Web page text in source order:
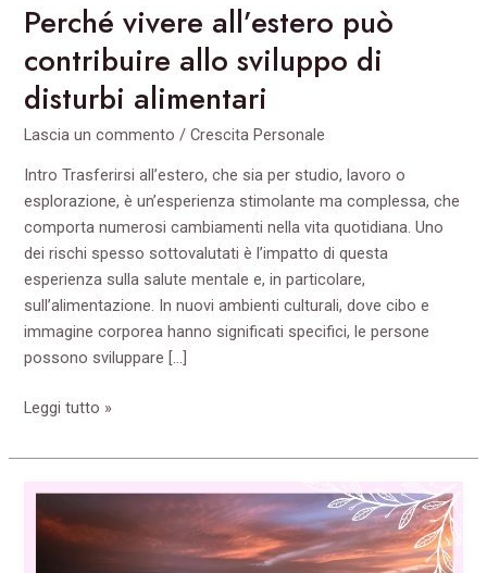
Perché vivere all’estero può
contribuire allo sviluppo di
disturbi alimentari
Lascia un commento /Crescita Personale
Intro Trasferirsi all’estero, che sia per studio, lavoro o
esplorazione, è un’esperienza stimolante ma complessa, che
comporta numerosi cambiamenti nella vita quotidiana. Uno
dei rischi spesso sottovalutati è l’impatto di questa
esperienza sulla salute mentale e, in particolare,
sull’alimentazione. In nuovi ambienti culturali, dove cibo e
immagine corporea hanno significati specifici, le persone
possono sviluppare […]
Leggi tutto »
Oltre